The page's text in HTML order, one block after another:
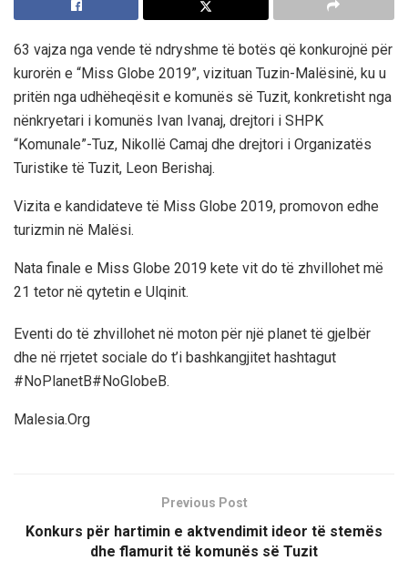
63 vajza nga vende të ndryshme të botës që konkurojnë për
kurorën e “Miss Globe 2019”, vizituan Tuzin-Malësinë, ku u
pritën nga udhëheqësit e komunës së Tuzit, konkretisht nga
nënkryetari i komunës Ivan Ivanaj, drejtori i SHPK
“Komunale”-Tuz, Nikollë Camaj dhe drejtori i Organizatës
Turistike të Tuzit, Leon Berishaj.
Vizita e kandidateve të Miss Globe 2019, promovon edhe
turizmin në Malësi.
Nata finale e Miss Globe 2019 kete vit do të zhvillohet më
21 tetor në qytetin e Ulqinit.
Eventi do të zhvillohet në moton për një planet të gjelbër
dhe në rrjetet sociale do t’i bashkangjitet hashtagut
#NoPlanetB#NoGlobeB.
Malesia.Org
Previous Post
Konkurs për hartimin e aktvendimit ideor të stemës
dhe flamurit të komunës së Tuzit